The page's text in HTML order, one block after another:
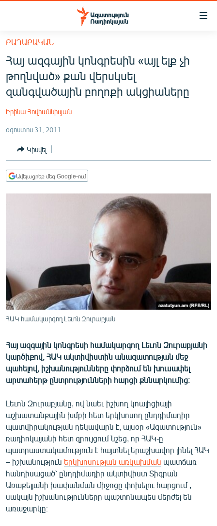
Մատչելիության
հիմնական
բովանդակությանը
հիմնական
մենյուին
ՀԱՅԱՍՏԱՆ
ՔԱՂԱՔԱԿԱՆ
ՏՆՏԵՍՈՒԹՅՈՒՆ
ՂԱՐԱԲԱՂ
ՄԵԿՆԱԲԱՆՈՒԹՅՈՒՆ
ՏՏ ԵՒ ԻՆՏԵՐՆԵՏ
ՏԵՍԱՆՅՈՒԹԵՐ
ԲԱՆԱՎԵՃ
ՁԳՏԵԼՈՎ ԼԱՎԱԳՈՒՅՆԻՆ
ՓՈԴՔԱՍԹ
Հայերեն
English
Русский
ՀԵՏԵՎԵՔ ՄԵԶ
ՔԱՂԱՔԱԿԱՆ
Հայ ազգային կոնգրեսին «այլ ելք չի
թողնված» քան վերսկսել
զանգվածային բողոքի ակցիաները
Իրինա Հովհաննիսյան
օգոստոս 31, 2011
Կիսվել
Ավելացրեք մեզ Google-ում
ՀԱԿ համակարգող Լեւոն Զուրաբյան
Հայ ազգային կոնգրեսի համակարգող Լեւոն Զուրաբյանի
կարծիքով, ՀԱԿ ակտիվիստին անազատության մեջ
պահելով, իշխանությունները փորձում են խուսափել
արտահերթ ընտրությունների հարցի քննարկումից։
Լեւոն Զուրաբյանը, ով նաեւ իշխող կոալիցիայի
աշխատանքային խմբի հետ երկխոսող ընդդիմադիր
պատվիրակության ղեկավարն է, այսօր «Ազատություն»
ռադիոկայանի հետ զրույցում նշեց, որ ՀԱԿ-ը
պատրաստակամություն է հայտնել երաշխավոր լինել ՀԱԿ
– իշխանություն երկխոսության առկախման պատճառ
հանդիսացած՝ ընդդիմադիր ակտիվիստ Տիգրան
Առաքելյանի խափանման միջոցը փոխելու հարցում ,
սակայն իշխանությունները պաշտոնապես մերժել են
առաջարկը։